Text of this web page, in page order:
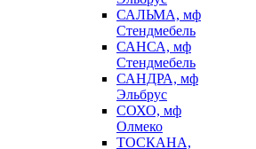
САЛЬМА, мф
Стендмебель
САНСА, мф
Стендмебель
САНДРА, мф
Эльбрус
СОХО, мф
Олмеко
ТОСКАНА,